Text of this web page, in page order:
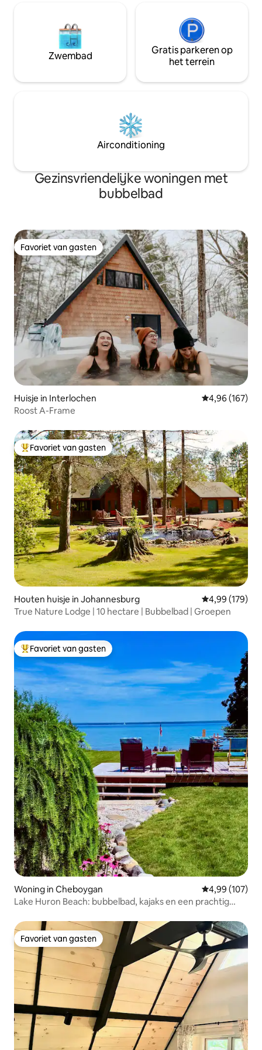
Zwembad
Gratis parkeren op
het terrein
Airconditioning
Gezinsvriendelijke woningen met
bubbelbad
Favoriet van gasten
Favoriet van gasten
Huisje in Interlochen Gemiddelde
4,96 (167)
Roost A-Frame
Topfavoriet van gasten
Favoriet van gasten
Houten huisje in Johannesburg Gemiddelde
4,99 (179)
True Nature Lodge | 10 hectare | Bubbelbad | Groepen
Topfavoriet van gasten
Favoriet van gasten
Woning in Cheboygan Gemiddelde
4,99 (107)
Lake Huron Beach: bubbelbad, kajaks en een prachtig
Favoriet van gasten
Favoriet van gasten